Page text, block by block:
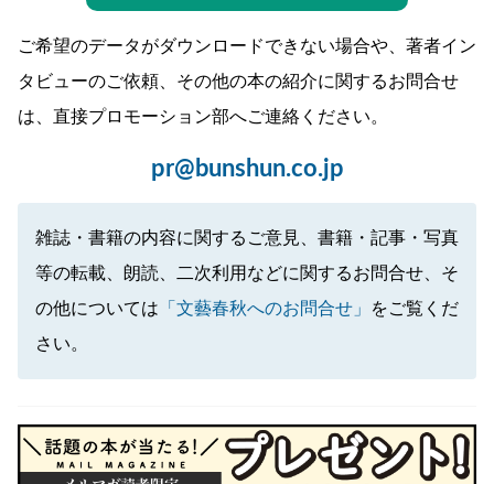
ご希望のデータがダウンロードできない場合や、著者イン
タビューのご依頼、その他の本の紹介に関するお問合せ
は、直接プロモーション部へご連絡ください。
pr@bunshun.co.jp
雑誌・書籍の内容に関するご意見、書籍・記事・写真
等の転載、朗読、二次利用などに関するお問合せ、そ
の他については 「文藝春秋へのお問合せ」
をご覧くだ
さい。